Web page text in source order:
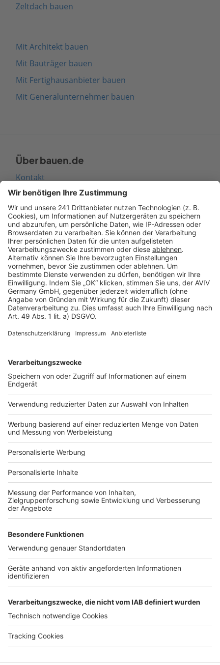
Zeltdach bauen
Mit Architekt bauen
Mit Bauträger bauen
Mit Fertighausanbieter bauen
Mit Generalunternehmer bauen
Über bauen.de
Kontakt
Seitenaufbau
Barrierefreiheit
Cookie Einstellungen
Rechtliches
AGB-Übersicht
Datenschutz
Impressum
Services
Bauprojekt-Quiz
Häuser-Suche
Hausanbieter-Suche
Bauprojekt-Profil
Für Unternehmen
Ihre Baufirma auf bauen.de
Kostenloses Infogespräch